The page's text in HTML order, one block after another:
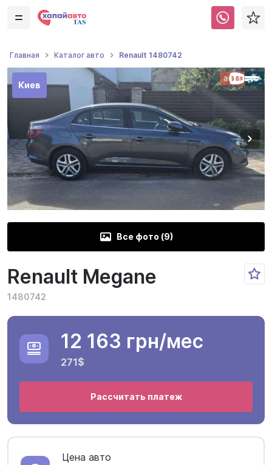
Главная Каталог авто Renault 1480742
Киев
Все фото (9)
Renault Megane
1480742
12 163 грн/мес
271$
Рассчитать платеж
Цена авто